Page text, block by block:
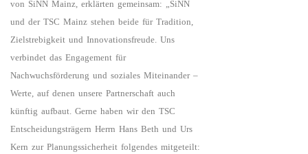
von SiNN Mainz, erklärten gemeinsam: „SiNN
und der TSC Mainz stehen beide für Tradition,
Zielstrebigkeit und Innovationsfreude. Uns
verbindet das Engagement für
Nachwuchsförderung und soziales Miteinander –
Werte, auf denen unsere Partnerschaft auch
künftig aufbaut. Gerne haben wir den TSC
Entscheidungsträgern Herrn Hans Beth und Urs
Kern zur Planungssicherheit folgendes mitgeteilt: